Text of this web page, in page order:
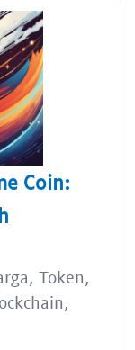
Coin:
Token,